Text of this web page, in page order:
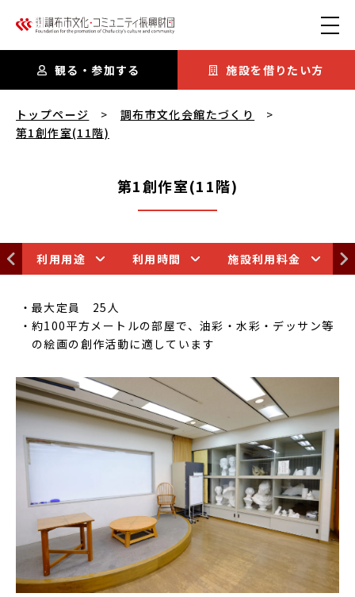
観る・参加する 施設を借りたい方
トップページ
調布市文化会館たづくり
第1創作室(11階)
第1創作室(11階)
利用用途 利用時間 施設利用料金
最大定員 25人
約100平方メートルの部屋で、油彩・水彩・デッサン等
の絵画の創作活動に適しています
第1創作室(11階) を閲覧中